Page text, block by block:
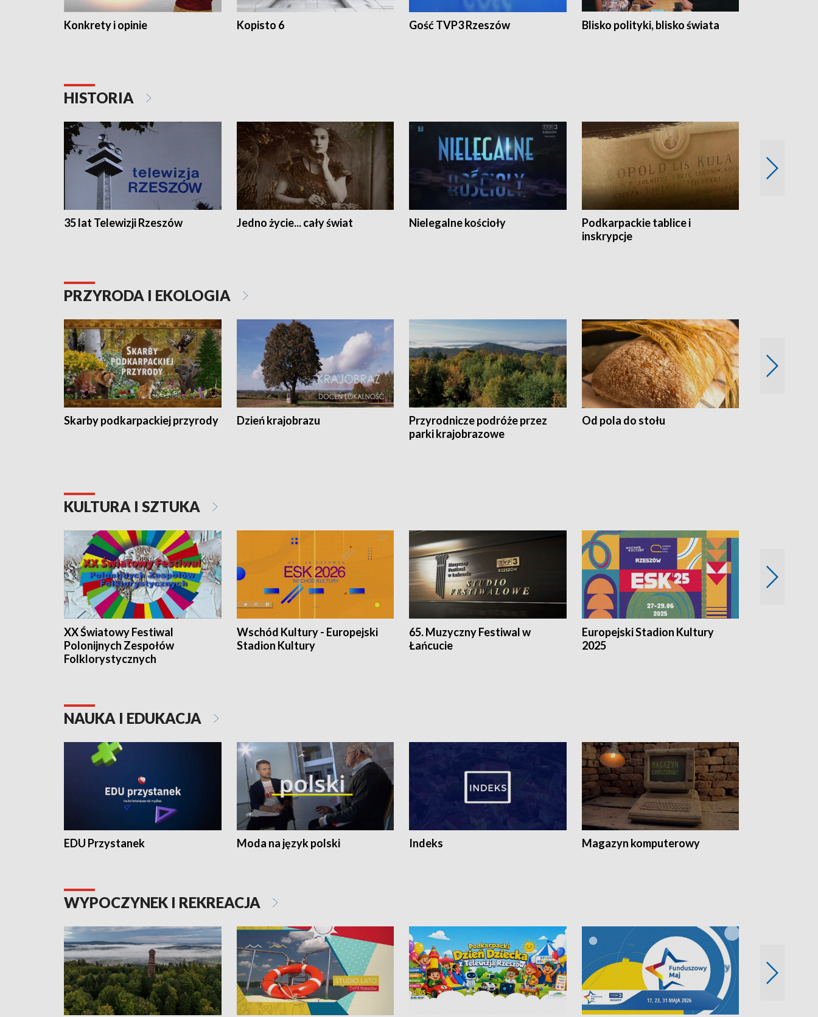
Konkrety i opinie Kopisto 6 Gość TVP3 Rzeszów Blisko polityki, blisko świata
HISTORIA
35 lat Telewizji Rzeszów Jedno życie... cały świat Nielegalne kościoły
Podkarpackie tablice i
inskrypcje
PRZYRODA I EKOLOGIA
Skarby podkarpackiej przyrody Dzień krajobrazu
Przyrodnicze podróże przez
parki krajobrazowe
Od pola do stołu
KULTURA I SZTUKA
XX Światowy Festiwal
Polonijnych Zespołów
Folklorystycznych
Wschód Kultury - Europejski
Stadion Kultury
65. Muzyczny Festiwal w
Łańcucie
Europejski Stadion Kultury
2025
NAUKA I EDUKACJA
EDU Przystanek Moda na język polski Indeks Magazyn komputerowy
WYPOCZYNEK I REKREACJA